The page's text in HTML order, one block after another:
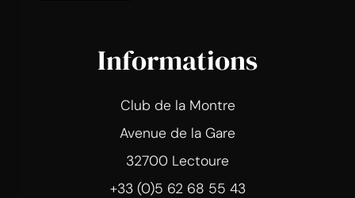
Informations
Club de la Montre
Avenue de la Gare
32700 Lectoure
+33 (0)5 62 68 55 43